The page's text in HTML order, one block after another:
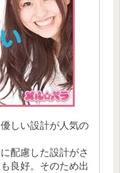
しい設計が人気の
配慮した設計がさ
良好。そのため出